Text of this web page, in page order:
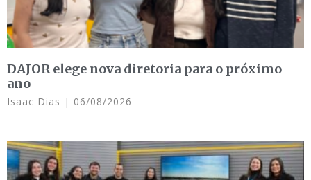
DAJOR elege nova diretoria para o próximo
ano
Isaac Dias 06/08/2026